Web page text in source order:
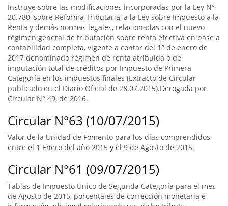
Instruye sobre las modificaciones incorporadas por la Ley N°
20.780, sobre Reforma Tributaria, a la Ley sobre Impuesto a la
Renta y demás normas legales, relacionadas con el nuevo
régimen general de tributación sobre renta efectiva en base a
contabilidad completa, vigente a contar del 1° de enero de
2017 denominado régimen de renta atribuida o de
imputación total de créditos por Impuesto de Primera
Categoría en los impuestos finales (Extracto de Circular
publicado en el Diario Oficial de 28.07.2015).Derogada por
Circular N° 49, de 2016.
Circular N°63 (10/07/2015)
Valor de la Unidad de Fomento para los días comprendidos
entre el 1 Enero del año 2015 y el 9 de Agosto de 2015.
Circular N°61 (09/07/2015)
Tablas de Impuesto Unico de Segunda Categoría para el mes
de Agosto de 2015, porcentajes de corrección monetaria e